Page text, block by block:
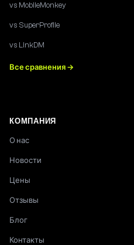
vs MobileMonkey
vs SuperProfile
vs LinkDM
Все сравнения →
КОМПАНИЯ
О нас
Новости
Цены
Отзывы
Блог
Контакты